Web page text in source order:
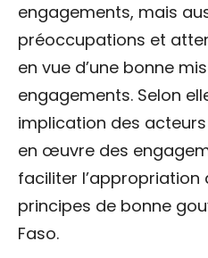
engagements, mais
préoccupations et
en vue d’une bonne
engagements. Selon
implication des
en œuvre des
faciliter l’appropriation
principes de bonne
Faso.